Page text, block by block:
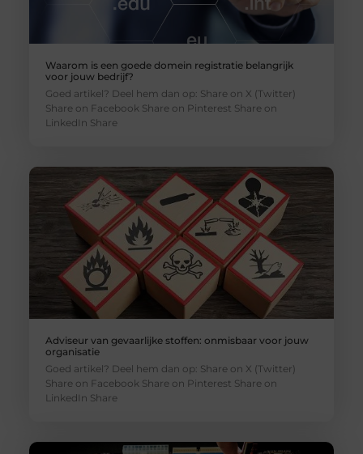
Waarom is een goede domein registratie belangrijk
voor jouw bedrijf?
Goed artikel? Deel hem dan op: Share on X (Twitter)
Share on Facebook Share on Pinterest Share on
LinkedIn Share
Adviseur van gevaarlijke stoffen: onmisbaar voor jouw
organisatie
Goed artikel? Deel hem dan op: Share on X (Twitter)
Share on Facebook Share on Pinterest Share on
LinkedIn Share